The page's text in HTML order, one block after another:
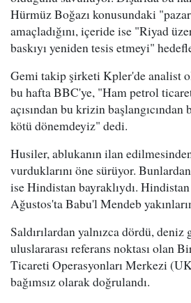
Hürmüz Boğazı konusundaki
amaçladığını, içeride ise "Riyad
baskıyı yeniden tesis etmeyi"
Gemi takip şirketi Kpler'de analist
bu hafta BBC'ye, "Ham petrol
açısından bu krizin başlangıcından
kötü dönemdeyiz" dedi.
Husiler, ablukanın ilan
vurduklarını öne sürüyor.
ise Hindistan bayraklıydı.
Ağustos'ta Babu'l Mendeb
Saldırılardan yalnızca dördü,
uluslararası referans noktası olan
Ticareti Operasyonları Merkezi
bağımsız olarak doğrulandı.